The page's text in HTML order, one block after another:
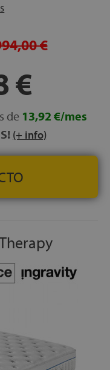
Innovación
100
€
€
de 13,92 €/mes
(+ info)